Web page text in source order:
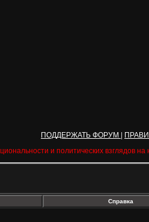
ПОДДЕРЖАТЬ ФОРУМ
и политических взглядов
Справка